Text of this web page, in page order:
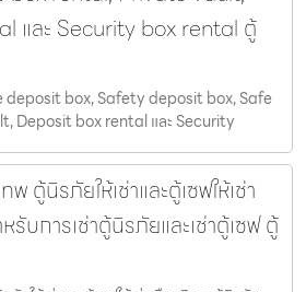
และ Security box rental ตู้
deposit box, Safety deposit box, Safe
Deposit box rental และ Security
ตู้นิรภัยให้เช่าและตู้เซฟให้เช่า
บการเช่าตู้นิรภัยและเช่าตู้เซฟ ตู้